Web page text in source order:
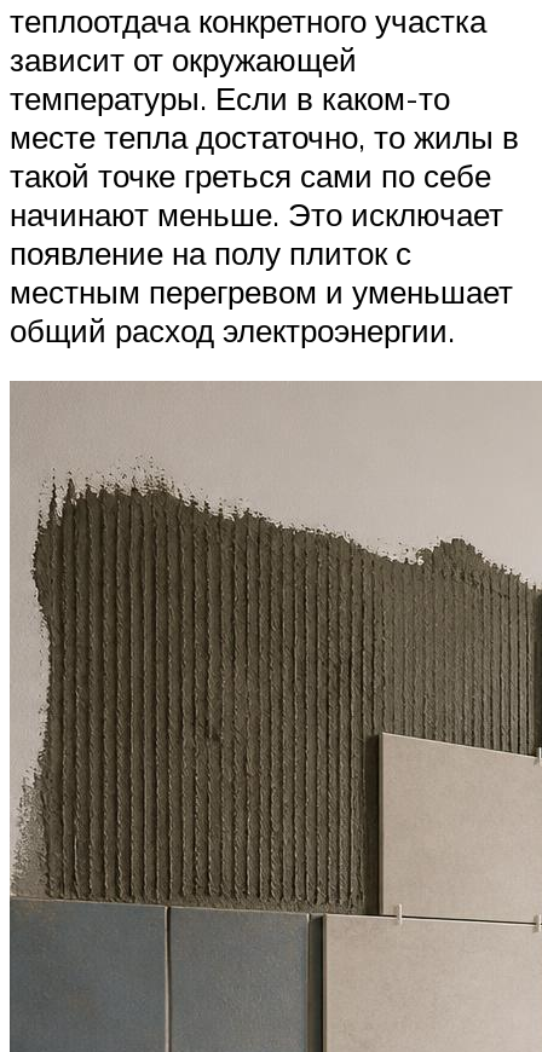
теплоотдача конкретного участка
зависит от окружающей
температуры. Если в каком-то
месте тепла достаточно, то жилы в
такой точке греться сами по себе
начинают меньше. Это исключает
появление на полу плиток с
местным перегревом и уменьшает
общий расход электроэнергии.